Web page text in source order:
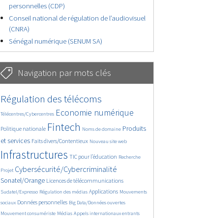
personnelles (CDP)
Conseil national de régulation de l’audiovisuel
(CNRA)
Sénégal numérique (SENUM SA)
Navigation par mots clés
4624/5595
Régulation des télécoms
346/5595
Télécentres/Cybercentres
3721/5595 Economie numérique
1845/5595
Politique nationale
5194/5595 Fintech
680/5595
Noms de domaine
2437/5595
Produits
et services
1543/5595 Faits divers/Contentieux
825/5595 Nouveau site web
5595/5595
Infrastructures
1831/5595
TIC pour l’éducation
190/5595
Recherche
242/5595
Projet
3507/5595Cybersécurité/Cybercriminalité
2208/5595
Sonatel/Orange
1604/5595 Licences de télécommunications
290/5595
Sudatel/Expresso
1009/5595 Régulation des médias
1530/5595 Applications
1080/5595
Mouvements
sociaux
1638/5595Données personnelles
142/5595 Big Data/Données ouvertes
598/5595
Mouvement consumériste
372/5595 Médias
642/5595 Appels internationaux entrants
1669/5595